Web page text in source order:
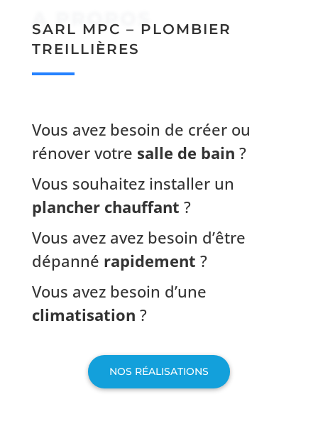
A PROPOS
SARL MPC – PLOMBIER
TREILLIÈRES
Vous avez besoin de créer ou
rénover votre salle de bain ?
Vous souhaitez installer un
plancher chauffant ?
Vous avez avez besoin d’être
dépanné rapidement ?
Vous avez besoin d’une
climatisation ?
NOS RÉALISATIONS